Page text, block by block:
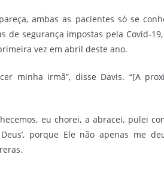
ambas as pacientes só se
de segurança impostas pela Covid-
vez em abril deste ano.
minha irmã”, disse Davis. “[A
eu chorei, a abracei, pulei
Deus’, porque Ele não apenas me